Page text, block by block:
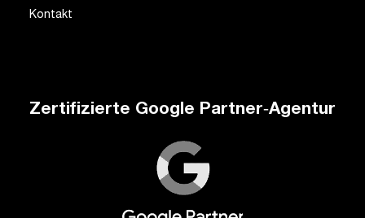
Kontakt
Zertifizierte Google Partner‑Agentur